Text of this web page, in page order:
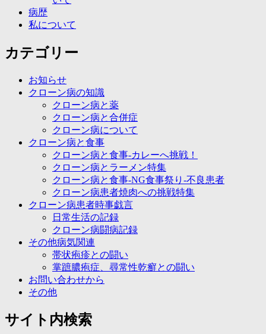
病歴
私について
カテゴリー
お知らせ
クローン病の知識
クローン病と薬
クローン病と合併症
クローン病について
クローン病と食事
クローン病と食事-カレーへ挑戦！
クローン病とラーメン特集
クローン病と食事-NG食事祭り-不良患者
クローン病患者焼肉への挑戦特集
クローン病患者時事戯言
日常生活の記録
クローン病闘病記録
その他病気関連
帯状疱疹との闘い
掌蹠膿疱症、尋常性乾癬との闘い
お問い合わせから
その他
サイト内検索